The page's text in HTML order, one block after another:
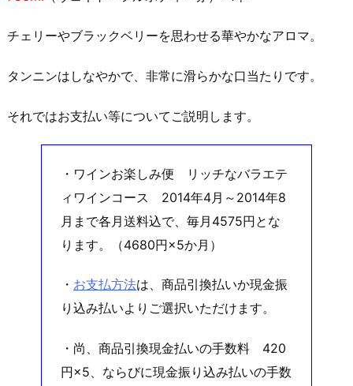
チェリーやブラックベリーを思わせる華やかなアロマ。
タンニンはしなやかで、非常に滑らかな口当たりです。
それではお支払い等についてご説明します。
・ワインお楽しみ便 リッチなバラエテ
ィワインコース 2014年4月～2014年8
月まで各月送料込で、毎月4575円とな
ります。（4680円×5か月）
・ お支払方法は、商品引換払いか現金振
り込み払いよりご選択いただけます。
・尚、商品引換現金払いの手数料 420
円×5、ならびに現金振り込み払いの手数